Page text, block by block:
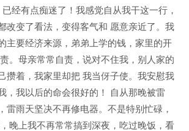
经有点痴迷了！我感觉自从我干这一行，
改变了看法，变得客气和 愿意亲近了。我
主要经济来源，弟弟上学的钱，家里的开
。母亲常常自责，说对不住我，别人家的
攒着，我家里却把 我当伢子使。我安慰我
，我以后的命会很好的！ 自从那晚被雷
雷雨天坚决不再修电器。不是特别忙碌，
晚上我不再常常搞到深夜，吃过晚饭，看